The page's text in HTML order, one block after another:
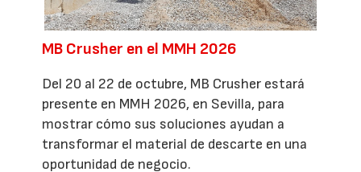
MB Crusher en el MMH 2026
Del 20 al 22 de octubre, MB Crusher estará
presente en MMH 2026, en Sevilla, para
mostrar cómo sus soluciones ayudan a
transformar el material de descarte en una
oportunidad de negocio.